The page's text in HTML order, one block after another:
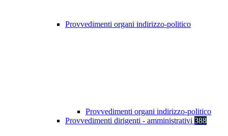
Provvedimenti organi indirizzo-politico
Provvedimenti organi indirizzo-politico
Provvedimenti dirigenti - amministrativi 388